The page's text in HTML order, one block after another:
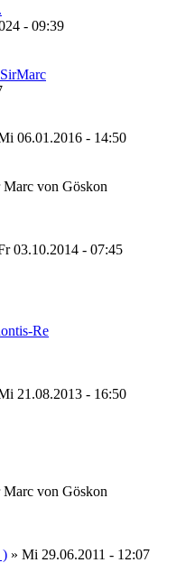
- 09:39
06.01.2016 - 14:50
Marc von Göskon
03.10.2014 - 07:45
Re
21.08.2013 - 16:50
Marc von Göskon
) » Mi 29.06.2011 - 12:07